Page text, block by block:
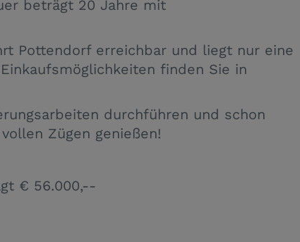
beträgt 20 Jahre mit
Pottendorf erreichbar und liegt nur eine
finden Sie in
durchführen und schon
Zügen genießen!
€ 56.000,--